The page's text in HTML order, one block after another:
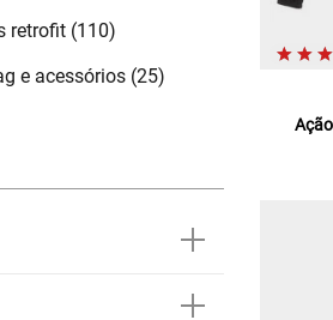
retrofit (110)
e acessórios (25)